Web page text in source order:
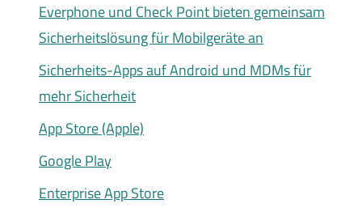
Everphone und Check Point bieten gemeinsam
Sicherheitslösung für Mobilgeräte an
Sicherheits-Apps auf Android und MDMs für
mehr Sicherheit
App Store (Apple)
Google Play
Enterprise App Store